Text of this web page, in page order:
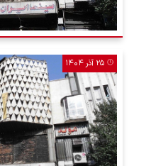
۲۵ آذر ۱۴۰۴